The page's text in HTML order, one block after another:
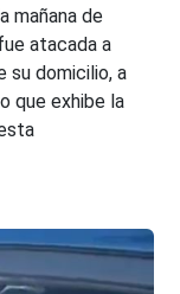
mañana de
atacada a
su domicilio, a
que exhibe la